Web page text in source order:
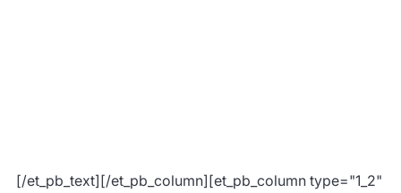
[/et_pb_text][/et_pb_column][et_pb_column type="1_2"